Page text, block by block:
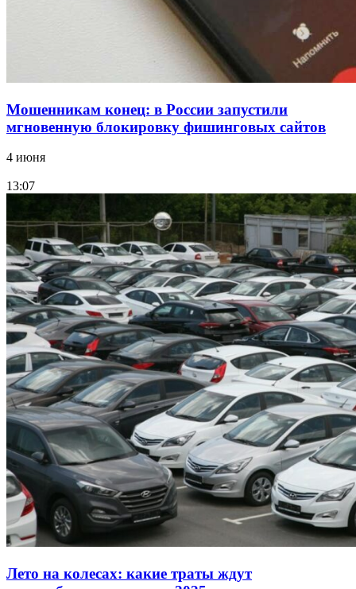
Мошенникам конец: в России запустили
мгновенную блокировку фишинговых сайтов
4 июня
13:07
Лето на колесах: какие траты ждут